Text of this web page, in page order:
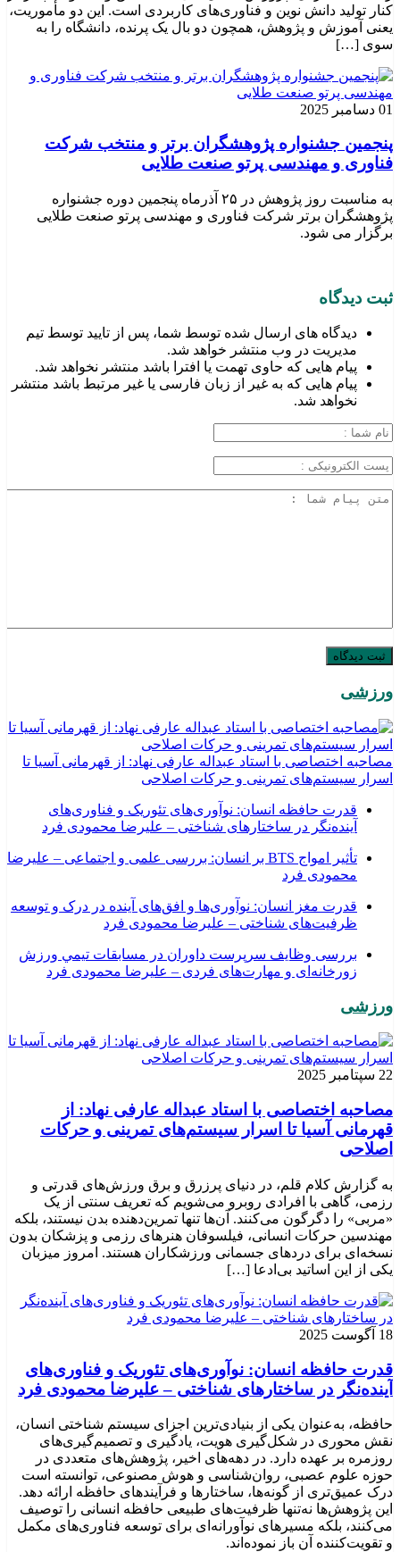
کنار تولید دانش نوین و فناوری‌های کاربردی است. این دو مأموریت،
یعنی آموزش و پژوهش، همچون دو بال یک پرنده، دانشگاه را به
سوی […]
01 دسامبر 2025
پنجمین جشنواره پژوهشگران برتر و منتخب شرکت
فناوری و مهندسی پرتو صنعت طلایی
به مناسبت روز پژوهش در ۲۵ آذرماه پنجمین دوره جشنواره
پژوهشگران برتر شرکت فناوری و مهندسی پرتو صنعت طلایی
برگزار می شود.
ثبت دیدگاه
دیدگاه های ارسال شده توسط شما، پس از تایید توسط تیم
مدیریت در وب منتشر خواهد شد.
پیام هایی که حاوی تهمت یا افترا باشد منتشر نخواهد شد.
پیام هایی که به غیر از زبان فارسی یا غیر مرتبط باشد منتشر
نخواهد شد.
ورزشی
مصاحبه اختصاصی با استاد عبداله عارفی نهاد: از قهرمانی آسیا تا
اسرار سیستم‌های تمرینی و حرکات اصلاحی
قدرت حافظه انسان: نوآوری‌های تئوریک و فناوری‌های
آینده‌نگر در ساختارهای شناختی – علیرضا محمودی فرد
تأثیر امواج BTS بر انسان: بررسی علمی و اجتماعی – علیرضا
محمودی فرد
قدرت مغز انسان: نوآوری‌ها و افق‌های آینده در درک و توسعه
ظرفیت‌های شناختی – علیرضا محمودی فرد
بررسی وظايف سرپرست داوران در مسابقات تیمي ورزش
زورخانه‌ای و مهارت‌های فردی – علیرضا محمودی فرد
ورزشی
22 سپتامبر 2025
مصاحبه اختصاصی با استاد عبداله عارفی نهاد: از
قهرمانی آسیا تا اسرار سیستم‌های تمرینی و حرکات
اصلاحی
به گزارش کلام قلم، در دنیای پرزرق و برق ورزش‌های قدرتی و
رزمی، گاهی با افرادی روبرو می‌شویم که تعریف سنتی از یک
«مربی» را دگرگون می‌کنند. آن‌ها تنها تمرین‌دهنده بدن نیستند، بلکه
مهندسین حرکات انسانی، فیلسوفان هنرهای رزمی و پزشکان بدون
نسخه‌ای برای دردهای جسمانی ورزشکاران هستند. امروز میزبان
یکی از این اساتید بی‌ادعا […]
18 آگوست 2025
قدرت حافظه انسان: نوآوری‌های تئوریک و فناوری‌های
آینده‌نگر در ساختارهای شناختی – علیرضا محمودی فرد
حافظه، به‌عنوان یکی از بنیادی‌ترین اجزای سیستم شناختی انسان،
نقش محوری در شکل‌گیری هویت، یادگیری و تصمیم‌گیری‌های
روزمره بر عهده دارد. در دهه‌های اخیر، پژوهش‌های متعددی در
حوزه علوم عصبی، روان‌شناسی و هوش مصنوعی، توانسته‌ است
درک عمیق‌تری از گونه‌ها، ساختارها و فرآیندهای حافظه ارائه دهد.
این پژوهش‌ها نه‌تنها ظرفیت‌های طبیعی حافظه انسانی را توصیف
می‌کنند، بلکه مسیرهای نوآورانه‌ای برای توسعه فناوری‌های مکمل
و تقویت‌کننده آن باز نموده‌اند.